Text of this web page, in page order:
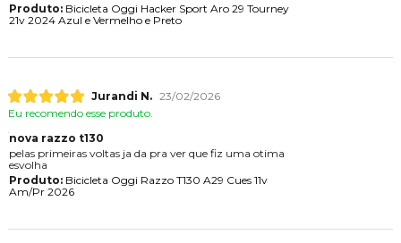
Produto:Bicicleta Oggi Hacker Sport Aro 29 Tourney
21v 2024 Azul e Vermelho e Preto
Jurandi N. 23/02/2026
Eu recomendo esse produto.
nova razzo t130
pelas primeiras voltas ja da pra ver que fiz uma otima
esvolha
Produto:Bicicleta Oggi Razzo T130 A29 Cues 11v
Am/Pr 2026